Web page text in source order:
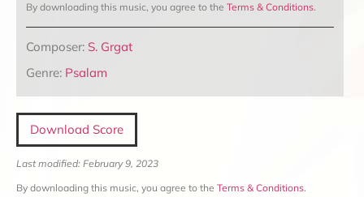
By downloading this music, you agree to the Terms & Conditions.
Composer: S. Grgat
Genre: Psalam
Download Score
Last modified: February 9, 2023
By downloading this music, you agree to the Terms & Conditions.